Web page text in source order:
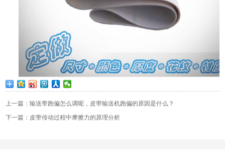
上一篇：输送带跑偏怎么调呢，皮带输送机跑偏的原因是什么？
下一篇：皮带传动过程中摩擦力的原理分析